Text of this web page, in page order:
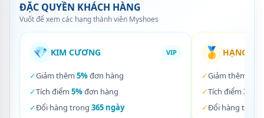
ĐẶC QUYỀN KHÁCH HÀNG
Vuốt để xem các hạng thành viên Myshoes
💎 KIM CƯƠNG VIP
✓Giảm thêm 5%đơn hàng
✓Tích điểm 5%đơn hàng
✓Đổi hàng trong 365 ngày
🥇 HẠNG
✓Giảm thêm
✓Tích điểm 3%
✓Đổi hàng trong